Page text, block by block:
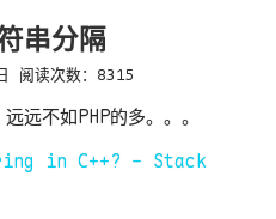
串分隔
阅读次数： 8315
远不如PHP的多。。。
in C++? - Stack